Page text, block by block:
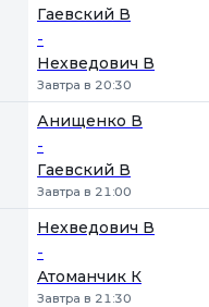
Гаевский В
-
Нехведович В
Завтра в 20:30
Анищенко В
-
Гаевский В
Завтра в 21:00
Нехведович В
-
Атоманчик К
Завтра в 21:30